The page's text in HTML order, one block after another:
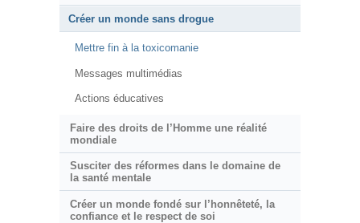
Créer un monde sans drogue
Mettre fin à la toxicomanie
Messages multimédias
Actions éducatives
Faire des droits de l’Homme une réalité
mondiale
Susciter des réformes dans le domaine de
la santé mentale
Créer un monde fondé sur l’honnêteté, la
confiance et le respect de soi